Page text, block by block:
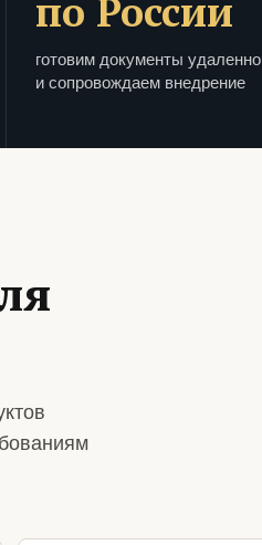
по России
готовим документы удаленно
и сопровождаем внедрение